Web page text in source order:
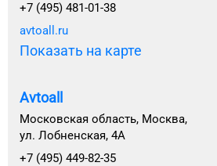
+7 (495) 481-01-38
avtoall.ru
Показать на карте
Avtoall
Московская область, Москва,
ул. Лобненская, 4А
+7 (495) 449-82-35